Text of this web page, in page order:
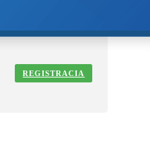
REGISTRACIA